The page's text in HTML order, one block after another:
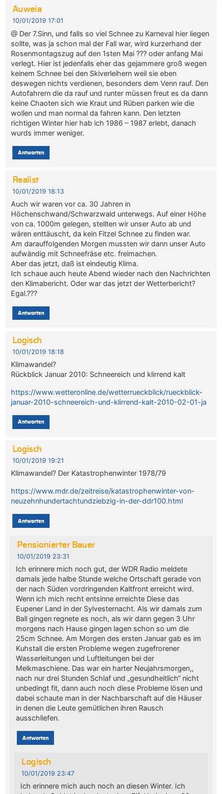
Auweia
10/01/2019 17:01
@ Der 7.Sinn, und falls so viel Schnee zu Karneval hier liegen
sollte, was ja schon mal der Fall war, wird kurzerhand der
Rosenmontagszug auf den 1sten Mai ??? oder anfang Mai
verlegt. Hier ist jedenfalls eher das gejammere groß wegen
keinem Schnee bei den Skiverleihern weil sie eben
deswegen nichts verdienen, besonders dem Venn rauf. Den
Autofahrern die da rauf und runter müssen freut es da dann
keine Chaoten sich wie Kraut und Rüben parken wie die
wollen und man normal da fahren kann. Den letzten
richtigen Winter hier hab ich 1986 – 1987 erlebt, danach
wurds immer weniger.
Antworten
Realist
10/01/2019 18:13
Auch wir waren vor ca. 30 Jahren in
Höchenschwand/Schwarzwald unterwegs. Auf einer Höhe
von ca. 1000m gelegen, stellten wir unser Auto ab und
wären enttäuscht, da kein Fitzel Schnee zu finden war.
Am darauffolgenden Morgen mussten wir dann unser Auto
aufwändig mit Schneefräse etc. freimachen.
Aber das jetzt, daß ist eindeutig Klima.
Ich schaue auch heute Abend wieder nach den Nachrichten
den Klimabericht. Oder war das jetzt der Wetterbericht?
Egal.???
Antworten
Logisch
10/01/2019 18:18
Klimawandel?
Rückblick Januar 2010: Schneereich und klirrend kalt
https://www.wetteronline.de/wetterrueckblick/rueckblick-
januar-2010-schneereich-und-klirrend-kalt-2010-02-01-ja
Antworten
Logisch
10/01/2019 19:21
Klimawandel? Der Katastrophenwinter 1978/79
https://www.mdr.de/zeitreise/katastrophenwinter-von-
neuzehnhundertachtundziebzig-in-der-ddr100.html
Antworten
Pensionierter Bauer
10/01/2019 23:31
Ich erinnere mich noch gut, der WDR Radio meldete
damals jede halbe Stunde welche Ortschaft gerade von
der nach Süden vordringenden Kaltfront erreicht wird.
Wenn ich mich recht entsinne erreichte Diese das
Eupener Land in der Sylvesternacht. Als wir damals zum
Ball gingen regnete es noch, als wir dann gegen 3 Uhr
morgens nach Hause gingen lagen schon so um die
25cm Schnee. Am Morgen des ersten Januar gab es im
Kuhstall die ersten Probleme wegen zugefrorener
Wasserleitungen und Luftleitungen bei der
Melkmaschiene. Das war ein harter Neujahrsmorgen,,
nach nur drei Stunden Schlaf und „gesundheitlich“ nicht
unbedingt fit, dann auch noch diese Probleme lösen und
dabei schaute man in der Nachbarschaft auf die Häuser
in denen die Leute gemütlichen ihren Rausch
ausschliefen.
Antworten
Logisch
10/01/2019 23:47
Ich erinnere mich auch noch an diesen Winter. Ich